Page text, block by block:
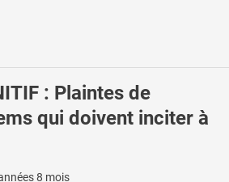
: Plaintes de
qui doivent inciter à
8 mois